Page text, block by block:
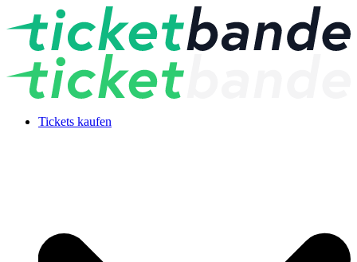
Tickets kaufen